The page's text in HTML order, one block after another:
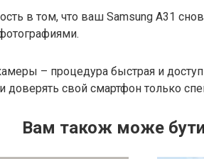
в том, что ваш Samsung A31
– процедура быстрая и
доверять свой смартфон только
Вам також може бути